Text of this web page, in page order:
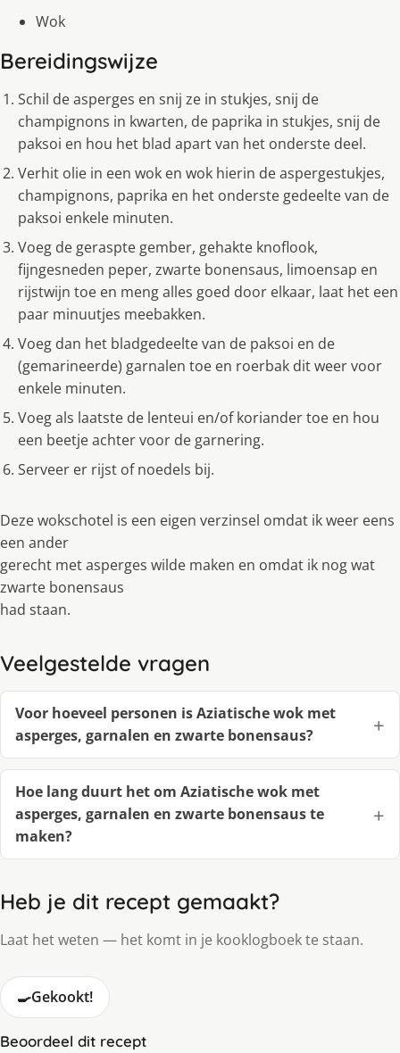
Wok
Bereidingswijze
Schil de asperges en snij ze in stukjes, snij de
champignons in kwarten, de paprika in stukjes, snij de
paksoi en hou het blad apart van het onderste deel.
Verhit olie in een wok en wok hierin de aspergestukjes,
champignons, paprika en het onderste gedeelte van de
paksoi enkele minuten.
Voeg de geraspte gember, gehakte knoflook,
fijngesneden peper, zwarte bonensaus, limoensap en
rijstwijn toe en meng alles goed door elkaar, laat het een
paar minuutjes meebakken.
Voeg dan het bladgedeelte van de paksoi en de
(gemarineerde) garnalen toe en roerbak dit weer voor
enkele minuten.
Voeg als laatste de lenteui en/of koriander toe en hou
een beetje achter voor de garnering.
Serveer er rijst of noedels bij.
Deze wokschotel is een eigen verzinsel omdat ik weer eens
een ander
gerecht met asperges wilde maken en omdat ik nog wat
zwarte bonensaus
had staan.
Veelgestelde vragen
Voor hoeveel personen is Aziatische wok met
asperges, garnalen en zwarte bonensaus?
Hoe lang duurt het om Aziatische wok met
asperges, garnalen en zwarte bonensaus te
maken?
Heb je dit recept gemaakt?
Laat het weten — het komt in je kooklogboek te staan.
🍳Gekookt!
Beoordeel dit recept